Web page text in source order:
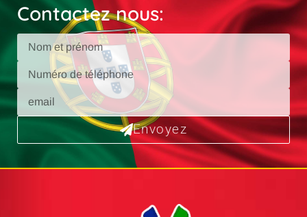
Contactez nous:
Envoyez